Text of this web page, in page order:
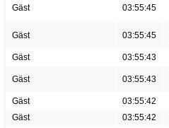
Gäst 03:55:45
Gäst 03:55:45
Gäst
03:55:43
Gäst 03:55:43
Gäst
03:55:42
Gäst
03:55:42